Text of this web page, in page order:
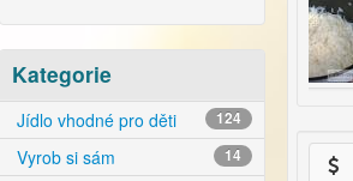
Kategorie
Jídlo vhodné pro děti 124
Vyrob si sám 14